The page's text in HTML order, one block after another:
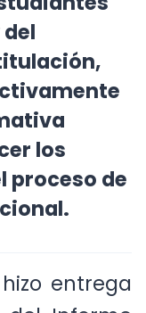
los
proceso de
entrega